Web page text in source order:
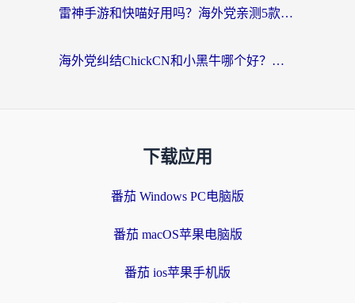
雷神手游和快喵好用吗？海外党亲测5款回国加速器，附斧牛Bling对比+微信视频号解决办法
海外党纠结ChickCN和小黑牛哪个好？一篇帮你选对回国加速器的实用指南
下载应用
番茄 Windows PC电脑版
番茄 macOS苹果电脑版
番茄 ios苹果手机版